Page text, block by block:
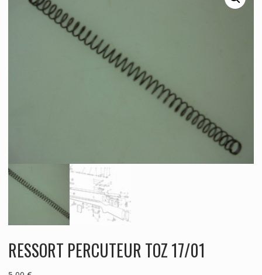
RESSORT PERCUTEUR TOZ 17/01